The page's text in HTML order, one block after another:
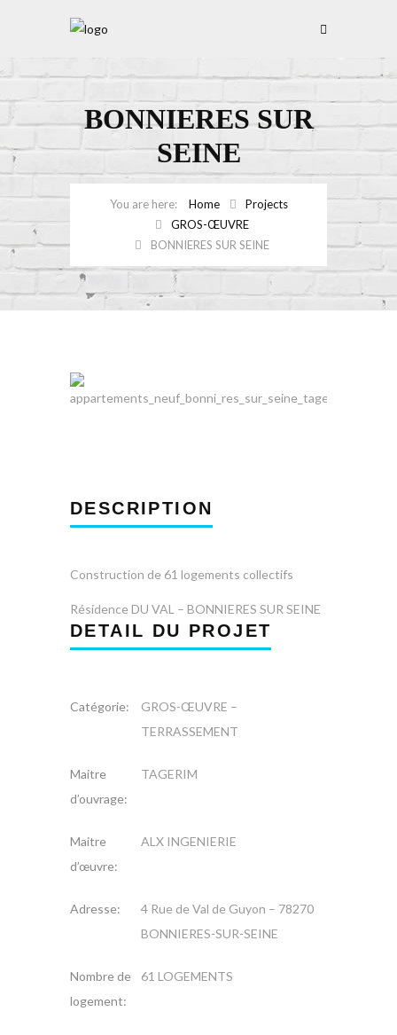
BONNIERES SUR
SEINE
Home
Projects
GROS-ŒUVRE
BONNIERES SUR SEINE
DESCRIPTION
Construction de 61 logements collectifs
Résidence DU VAL – BONNIERES SUR SEINE
DETAIL DU PROJET
Catégorie:
GROS-ŒUVRE –
TERRASSEMENT
Maitre
d’ouvrage:
TAGERIM
Maitre
d’œuvre:
ALX INGENIERIE
Adresse:
4 Rue de Val de Guyon – 78270
BONNIERES-SUR-SEINE
Nombre de
logement:
61 LOGEMENTS